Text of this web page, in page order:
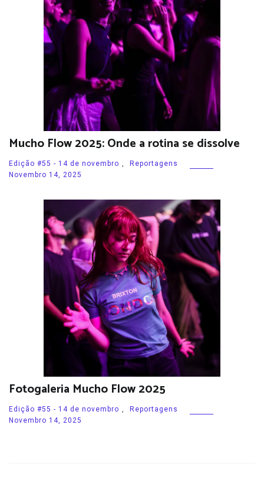
Mucho Flow 2025: Onde a rotina se dissolve
Edição #55 - 14 de novembro ,
Reportagens
Novembro 14, 2025
Fotogaleria Mucho Flow 2025
Edição #55 - 14 de novembro ,
Reportagens
Novembro 14, 2025